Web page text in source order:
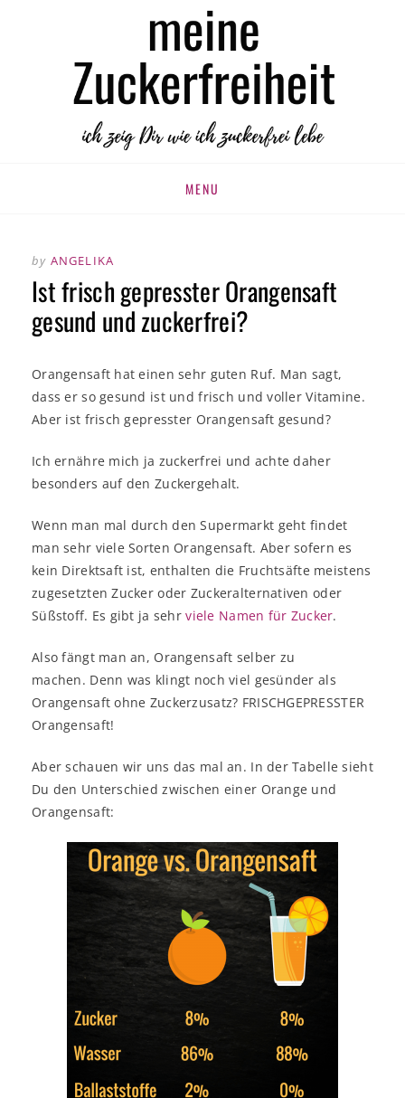
MEINE
ZUCKERFREIHEIT
zuckerfrei leben
MENU
by ANGELIKA
Ist frisch gepresster Orangensaft
gesund und zuckerfrei?
Orangensaft hat einen sehr guten Ruf. Man sagt,
dass er so gesund ist und frisch und voller Vitamine.
Aber ist frisch gepresster Orangensaft gesund?
Ich ernähre mich ja zuckerfrei und achte daher
besonders auf den Zuckergehalt.
Wenn man mal durch den Supermarkt geht findet
man sehr viele Sorten Orangensaft. Aber sofern es
kein Direktsaft ist, enthalten die Fruchtsäfte meistens
zugesetzten Zucker oder Zuckeralternativen oder
Süßstoff. Es gibt ja sehrviele Namen für Zucker.
Also fängt man an, Orangensaft selber zu
machen. Denn was klingt noch viel gesünder als
Orangensaft ohne Zuckerzusatz? FRISCHGEPRESSTER
Orangensaft!
Aber schauen wir uns das mal an. In der Tabelle sieht
Du den Unterschied zwischen einer Orange und
Orangensaft: